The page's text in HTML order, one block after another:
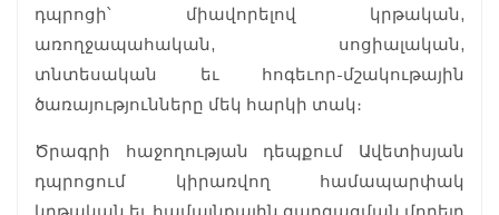
դպրոցի՝ միավորելով կրթական,
առողջապահական, սոցիալական,
տնտեսական եւ հոգեւոր-մշակութային
ծառայությունները մեկ հարկի տակ։
Ծրագրի հաջողության դեպքում Ավետիսյան
դպրոցում կիրառվող համապարփակ
կրթական եւ համայնքային զարգացման մոդելը